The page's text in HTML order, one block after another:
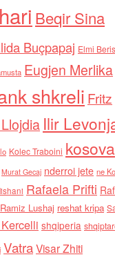
Beqir Sina
Buçpapaj Elmi
Eugjen Merlika
shkreli Fritz
Ilir
Kolec Traboini kosova
Murat Gecaj nderroi jete ne
Rafaela Prifti
Ramiz Lushaj reshat kripa
shqiperia
VatraVisar Zhiti